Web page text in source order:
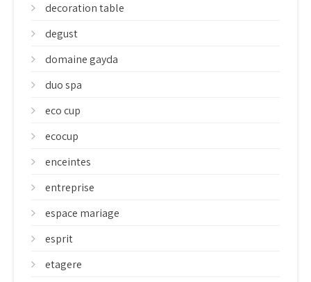
decoration table
degust
domaine gayda
duo spa
eco cup
ecocup
enceintes
entreprise
espace mariage
esprit
etagere